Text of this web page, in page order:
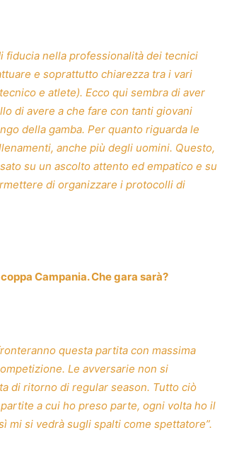
fiducia nella professionalità dei tecnici
e soprattutto chiarezza tra i vari
e atlete). Ecco qui sembra di aver
di avere a che fare con tanti giovani
della gamba. Per quanto riguarda le
anche più degli uomini. Questo,
su un ascolto attento ed empatico e su
di organizzare i protocolli di
Campania. Che gara sarà?
questa partita con massima
Le avversarie non si
di ritorno di regular season. Tutto ciò
a cui ho preso parte, ogni volta ho il
mi si vedrà sugli spalti come spettatore”.